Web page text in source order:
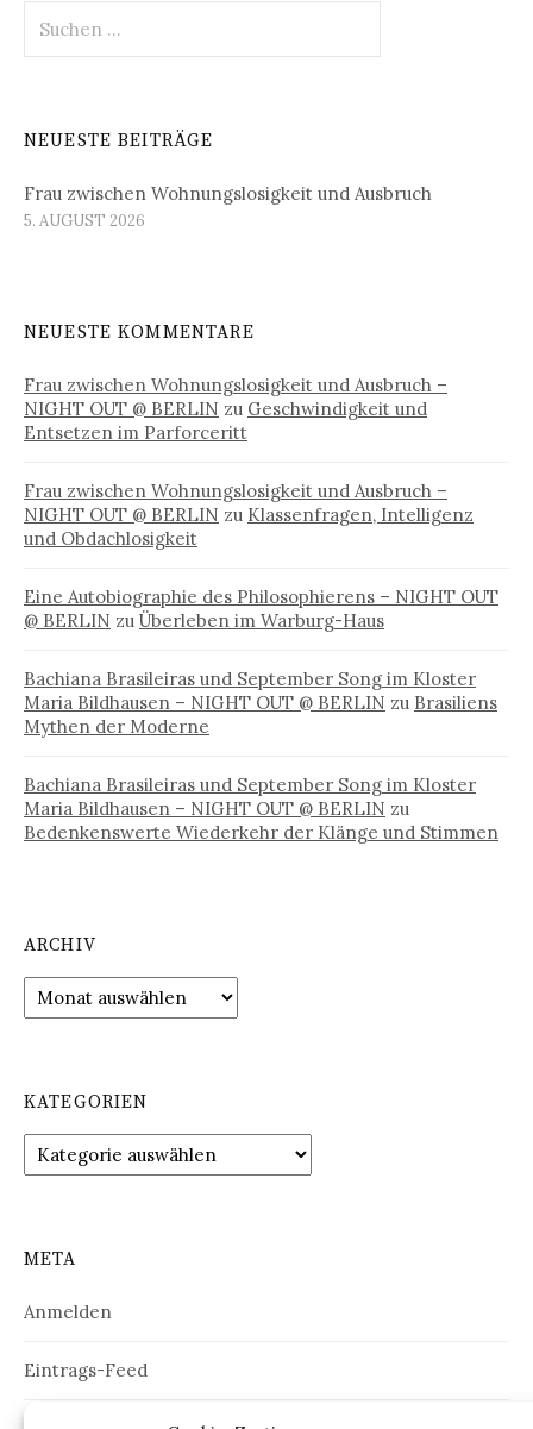
nach:
NEUESTE BEITRÄGE
Frau zwischen Wohnungslosigkeit und Ausbruch
5. AUGUST 2026
NEUESTE KOMMENTARE
Frau zwischen Wohnungslosigkeit und Ausbruch –
NIGHT OUT @ BERLIN zu Geschwindigkeit und
Entsetzen im Parforceritt
Frau zwischen Wohnungslosigkeit und Ausbruch –
NIGHT OUT @ BERLIN zu Klassenfragen, Intelligenz
und Obdachlosigkeit
Eine Autobiographie des Philosophierens – NIGHT OUT
@ BERLIN zu Überleben im Warburg-Haus
Bachiana Brasileiras und September Song im Kloster
Maria Bildhausen – NIGHT OUT @ BERLIN zu Brasiliens
Mythen der Moderne
Bachiana Brasileiras und September Song im Kloster
Maria Bildhausen – NIGHT OUT @ BERLIN zu
Bedenkenswerte Wiederkehr der Klänge und Stimmen
ARCHIV
Archiv
KATEGORIEN
Kategorien
META
Anmelden
Eintrags-Feed